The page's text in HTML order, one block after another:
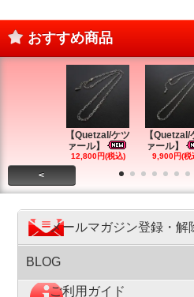
おすすめ商品
【Quetzal/ケツ
ァール】
12,800円(税込)
【Quetzal/
ァール】
9,900円(税
<
メールマガジン登録・解
BLOG
ご利用ガイド